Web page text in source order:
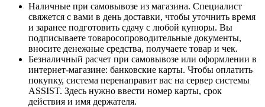
Наличные при самовывозе из магазина. Специалист
свяжется с вами в день доставки, чтобы уточнить время
и заранее подготовить сдачу с любой купюры. Вы
подписываете товаросопроводительные документы,
вносите денежные средства, получаете товар и чек.
Безналичный расчет при самовывозе или оформлении в
интернет-магазине: банковские карты. Чтобы оплатить
покупку, система перенаправит вас на сервер системы
ASSIST. Здесь нужно ввести номер карты, срок
действия и имя держателя.